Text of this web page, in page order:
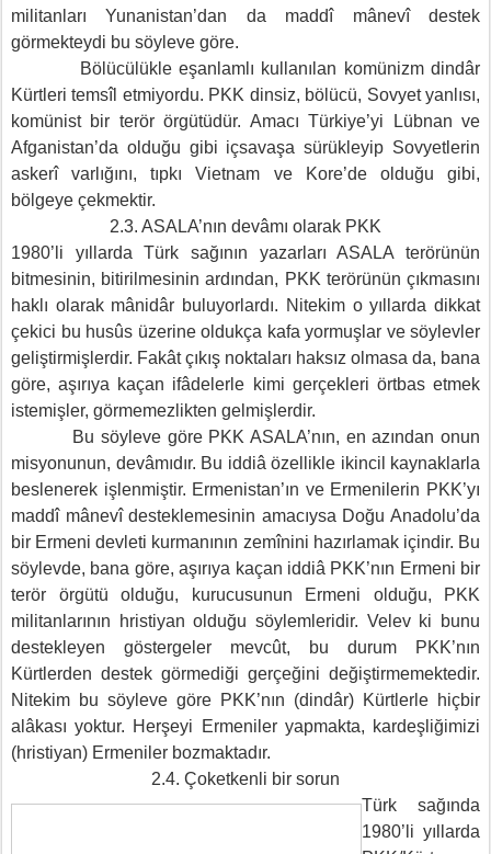
militanları Yunanistan’dan da maddî mânevî destek
görmekteydi bu söyleve göre.
Bölücülükle eşanlamlı kullanılan komünizm dindâr
Kürtleri temsîl etmiyordu. PKK dinsiz, bölücü, Sovyet yanlısı,
komünist bir terör örgütüdür. Amacı Türkiye’yi Lübnan ve
Afganistan’da olduğu gibi içsavaşa sürükleyip Sovyetlerin
askerî varlığını, tıpkı Vietnam ve Kore’de olduğu gibi,
bölgeye çekmektir.
2.3. ASALA’nın devâmı olarak PKK
1980’li yıllarda Türk sağının yazarları ASALA terörünün
bitmesinin, bitirilmesinin ardından, PKK terörünün çıkmasını
haklı olarak mânidâr buluyorlardı. Nitekim o yıllarda dikkat
çekici bu husûs üzerine oldukça kafa yormuşlar ve söylevler
geliştirmişlerdir. Fakât çıkış noktaları haksız olmasa da, bana
göre, aşırıya kaçan ifâdelerle kimi gerçekleri örtbas etmek
istemişler, görmemezlikten gelmişlerdir.
Bu söyleve göre PKK ASALA’nın, en azından onun
misyonunun, devâmıdır. Bu iddiâ özellikle ikincil kaynaklarla
beslenerek işlenmiştir. Ermenistan’ın ve Ermenilerin PKK’yı
maddî mânevî desteklemesinin amacıysa Doğu Anadolu’da
bir Ermeni devleti kurmanının zemînini hazırlamak içindir. Bu
söylevde, bana göre, aşırıya kaçan iddiâ PKK’nın Ermeni bir
terör örgütü olduğu, kurucusunun Ermeni olduğu, PKK
militanlarının hristiyan olduğu söylemleridir. Velev ki bunu
destekleyen göstergeler mevcût, bu durum PKK’nın
Kürtlerden destek görmediği gerçeğini değiştirmemektedir.
Nitekim bu söyleve göre PKK’nın (dindâr) Kürtlerle hiçbir
alâkası yoktur. Herşeyi Ermeniler yapmakta, kardeşliğimizi
(hristiyan) Ermeniler bozmaktadır.
2.4. Çoketkenli bir sorun
Türk sağında
1980’li yıllarda